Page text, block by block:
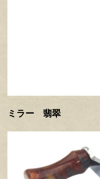
ミラー 翡翠